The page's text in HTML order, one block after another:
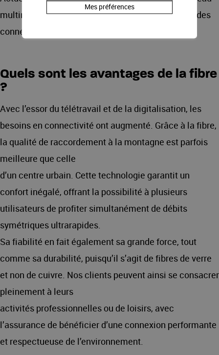
multimédia le plus développé en Entremont, avec des
connexions en fibre jusque dans les logements.
Quels sont les avantages de la fibre
?
Avec l’essor du télétravail et de la digitalisation, les
besoins en connectivité ont augmenté. Grâce à la fibre,
la qualité de raccordement à la montagne est parfois
meilleure que celle
d’un centre urbain. Cette technologie garantit un
confort inégalé, offrant la possibilité à plusieurs
utilisateurs de profiter simultanément de débits
symétriques ultrarapides.
Sa fiabilité en fait également sa grande force, tout
comme sa durabilité, puisqu’il s’agit de fibres de verre
et non de cuivre. Nos clients peuvent ainsi se consacrer
pleinement à leurs
activités professionnelles ou de loisirs, avec
l’assurance de bénéficier d’une connexion performante
et respectueuse de l’environnement.
Mes préférences